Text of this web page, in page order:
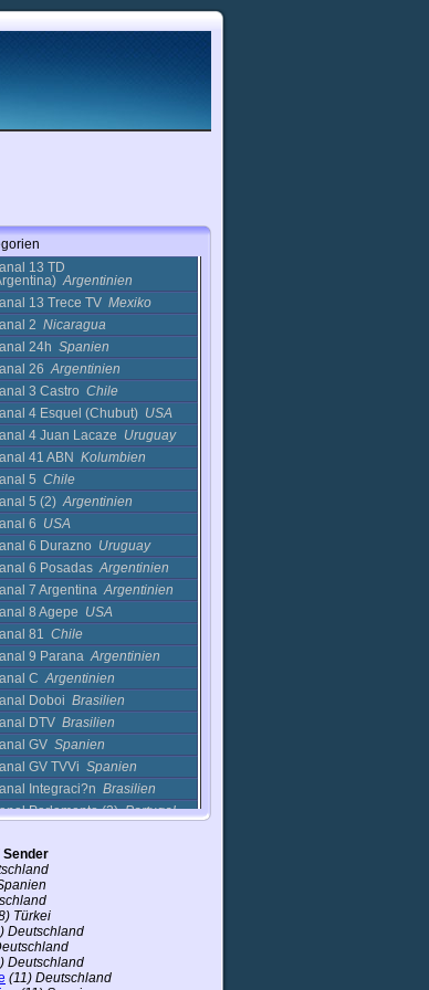
CA]USA
ItalianaItalien
10 TucumanArgentinien
13 (sol)Argentinien
13 Digital
13 TD
Argentinien
13 Trece TV Mexiko
2 Nicaragua
24h Spanien
26Argentinien
3 Castro Chile
4 Esquel (Chubut) USA
4 Juan Lacaze Uruguay
41 ABN Kolumbien
5 Chile
5 (2)Argentinien
6 USA
6 Durazno Uruguay
6 PosadasArgentinien
7 ArgentinaArgentinien
8 Agepe USA
81 Chile
9 ParanaArgentinien
CArgentinien
Doboi Brasilien
DTV Brasilien
GV Spanien
GV TVVi Spanien
Integraci?n Brasilien
Parlamento (2)Portugal
Vasco
10 Yuna
Dominikanische
11Argentinien
13Argentinien
2Argentinien
Sender
Türkei
Deutschland
Deutschland
(11) Deutschland